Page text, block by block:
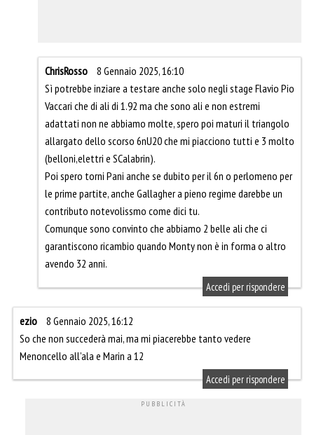
ChrisRosso
8 Gennaio 2025, 16:10
Sì potrebbe inziare a testare anche solo negli stage Flavio Pio
Vaccari che di ali di 1.92 ma che sono ali e non estremi
adattati non ne abbiamo molte, spero poi maturi il triangolo
allargato dello scorso 6nU20 che mi piacciono tutti e 3 molto
(belloni,elettri e SCalabrin).
Poi spero torni Pani anche se dubito per il 6n o perlomeno per
le prime partite, anche Gallagher a pieno regime darebbe un
contributo notevolissmo come dici tu.
Comunque sono convinto che abbiamo 2 belle ali che ci
garantiscono ricambio quando Monty non è in forma o altro
avendo 32 anni.
Accedi per rispondere
ezio
8 Gennaio 2025, 16:12
So che non succederà mai, ma mi piacerebbe tanto vedere
Menoncello all’ala e Marin a 12
Accedi per rispondere